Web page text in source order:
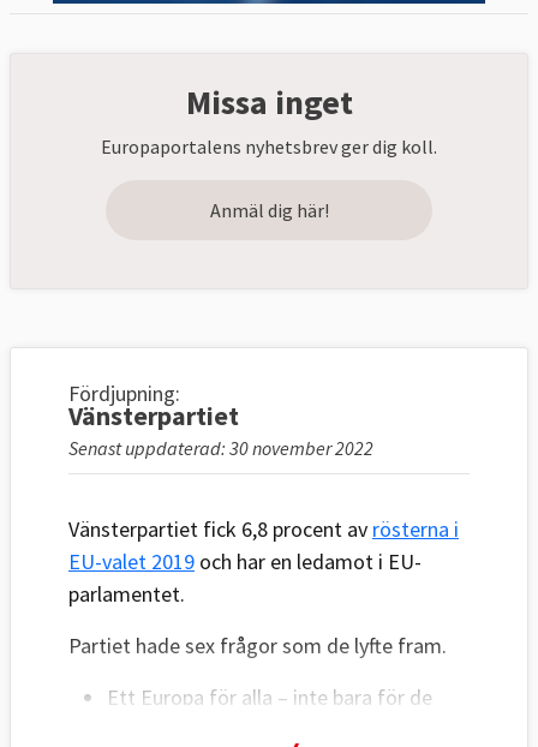
Missa inget
Europaportalens nyhetsbrev ger dig koll.
Anmäl dig här!
Fördjupning:
Vänsterpartiet
Senast uppdaterad: 30 november 2022
Vänsterpartiet fick 6,8 procent av rösterna i
EU-valet 2019 och har en ledamot i EU-
parlamentet.
Partiet hade sex frågor som de lyfte fram.
Ett Europa för alla – inte bara för de